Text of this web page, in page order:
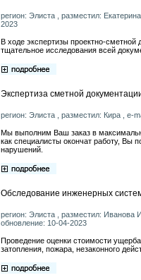
регион: Элиста , разместил:
2023
В ходе экспертизы проектно-сметной
тщательное исследования всей
Экспертиза сметной
регион: Элиста , разместил: Кира , e-
Мы выполним Ваш заказ в
как специалисты окончат работу, Вы
нарушений.
Обследование инженерных
регион: Элиста , разместил: Иванова
обновление: 10-04-2023
Проведение оценки стоимости
затопления, пожара, незаконного